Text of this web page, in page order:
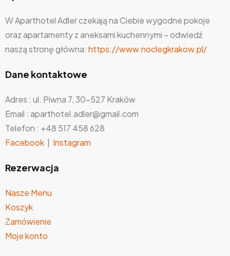
W Aparthotel Adler czekają na Ciebie wygodne pokoje
oraz apartamenty z aneksami kuchennymi – odwiedź
naszą stronę główna: https://www.noclegkrakow.pl/
Dane kontaktowe
Adres : ul. Piwna 7, 30-527 Kraków
Email : aparthotel.adler@gmail.com
Telefon : +48 517 458 628
Facebook
Instagram
Rezerwacja
Nasze Menu
Koszyk
Zamówienie
Moje konto